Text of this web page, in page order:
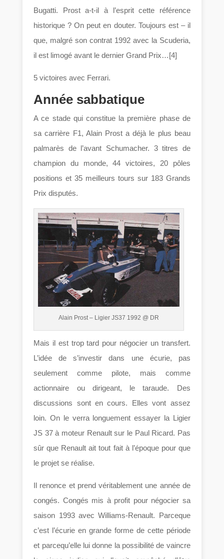
Bugatti. Prost a-t-il à l’esprit cette référence
historique ? On peut en douter. Toujours est – il
que, malgré son contrat 1992 avec la Scuderia,
il est limogé avant le dernier Grand Prix…[4]
5 victoires avec Ferrari.
Année sabbatique
A ce stade qui constitue la première phase de
sa carrière F1, Alain Prost a déjà le plus beau
palmarès de l’avant Schumacher. 3 titres de
champion du monde, 44 victoires, 20 pôles
positions et 35 meilleurs tours sur 183 Grands
Prix disputés.
Alain Prost – Ligier JS37 1992 @ DR
Mais il est trop tard pour négocier un transfert.
L’idée de s’investir dans une écurie, pas
seulement comme pilote, mais comme
actionnaire ou dirigeant, le taraude. Des
discussions sont en cours. Elles vont assez
loin. On le verra longuement essayer la Ligier
JS 37 à moteur Renault sur le Paul Ricard. Pas
sûr que Renault ait tout fait à l’époque pour que
le projet se réalise.
Il renonce et prend véritablement une année de
congés. Congés mis à profit pour négocier sa
saison 1993 avec Williams-Renault. Parceque
c’est l’écurie en grande forme de cette période
et parcequ’elle lui donne la possibilité de vaincre